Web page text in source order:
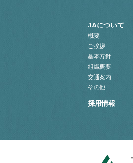
JAについて
概要
ご挨拶
基本方針
組織概要
交通案内
その他
採用情報